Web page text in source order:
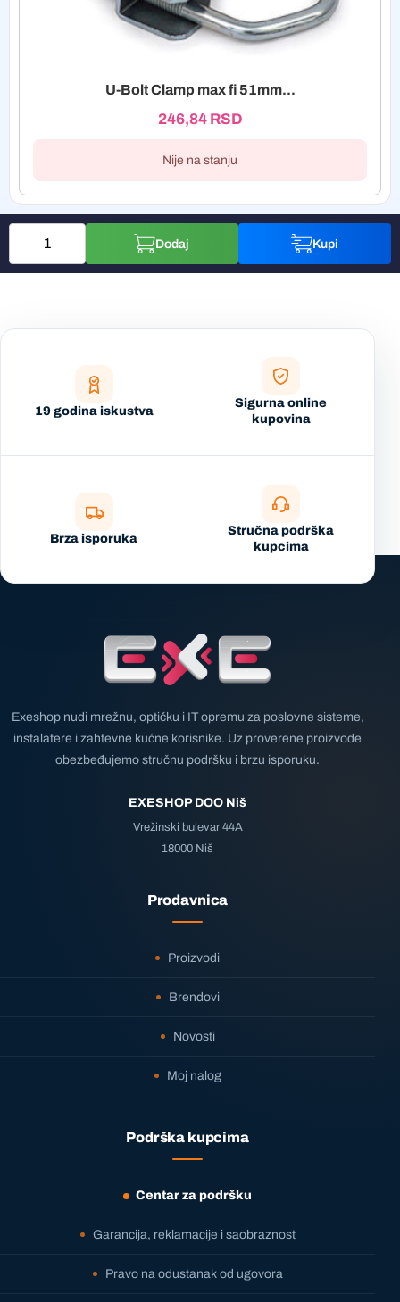
U-Bolt Clamp max fi 51mm...
246,84 RSD
Nije na stanju
Dodaj Kupi
19 godina iskustva
Sigurna online
kupovina
Brza isporuka
Stručna podrška
kupcima
Exeshop nudi mrežnu, optičku i IT opremu za poslovne sisteme,
instalatere i zahtevne kućne korisnike. Uz proverene proizvode
obezbeđujemo stručnu podršku i brzu isporuku.
EXESHOP DOO Niš
Vrežinski bulevar 44A
18000 Niš
Prodavnica
Proizvodi
Brendovi
Novosti
Moj nalog
Podrška kupcima
Centar za podršku
Garancija, reklamacije i saobraznost
Pravo na odustanak od ugovora